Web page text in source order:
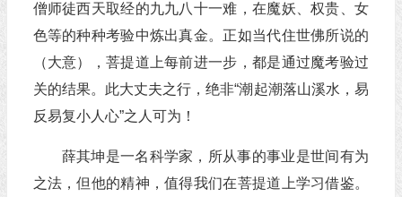
僧师徒西天取经的九九八十一难，在魔妖、权贵、女
色等的种种考验中炼出真金。正如当代住世佛所说的
（大意），菩提道上每前进一步，都是通过魔考验过
关的结果。此大丈夫之行，绝非“潮起潮落山溪水，易
反易复小人心”之人可为！
薛其坤是一名科学家，所从事的事业是世间有为
之法，但他的精神，值得我们在菩提道上学习借鉴。